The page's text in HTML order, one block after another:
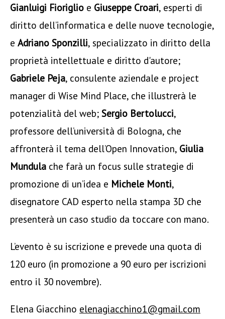
Gianluigi Fioriglio e Giuseppe Croari, esperti di
diritto dell’informatica e delle nuove tecnologie,
eAdriano Sponzilli, specializzato in diritto della
proprietà intellettuale e diritto d'autore;
Gabriele Peja, consulente aziendale e project
manager di Wise Mind Place, che illustrerà le
potenzialità del web;Sergio Bertolucci,
professore dell’università di Bologna, che
affronterà il tema dell’Open Innovation, Giulia
Mundula che farà un focus sulle strategie di
promozione di un’idea e Michele Monti,
disegnatore CAD esperto nella stampa 3D che
presenterà un caso studio da toccare con mano.
L’evento è su iscrizione e prevede una quota di
120 euro (in promozione a 90 euro per iscrizioni
entro il 30 novembre).
Elena Giacchino elenagiacchino1@gmail.com